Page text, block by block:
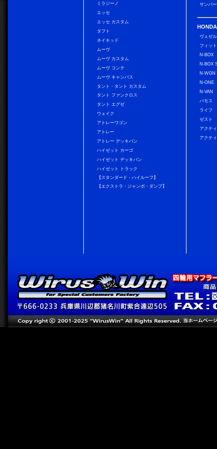
ミラジーノ
エッセ
エッセ カスタム
タフト
ネイキッド
ムーヴ
ムーヴ カスタム
ムーヴ コンテ
ムーヴ キャンバス
タント・タント カスタム
タント ファンクロス
タント エグゼ
ウェイク
アトレーワゴン
アトレー
アトレー デッキバン
ハイゼット カーゴ
ハイゼット デッキバン
ハイゼット トラック
【スタンダード・ハイルーフ】
【エクストラ・ジャンボ・ダンプ】
サンバ
HONDA
ヴェゼル
フィット
N-BOX
N-BOX
N-WGN
N-ONE
N-VAN
バモス
ライフ
ゼスト
アクテ
アクテ